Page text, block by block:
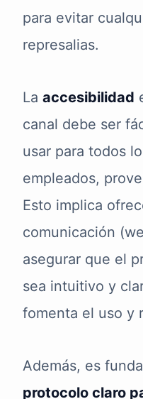
para evitar
represalias.
La accesibilidad
canal debe ser
usar para todos
empleados,
Esto implica
comunicación
asegurar que el
sea intuitivo y
fomenta el uso y
Además, es
protocolo claro